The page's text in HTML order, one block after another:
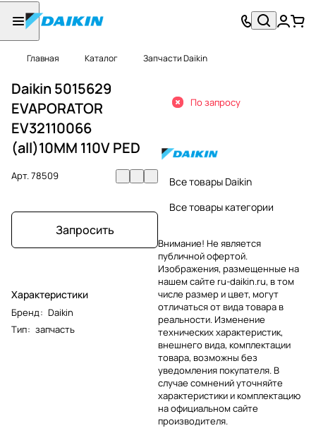
Главная Каталог Запчасти Daikin
Daikin 5015629
EVAPORATOR
EV32110066
(all)10MM 110V PED
Арт.78509
Запросить
Характеристики
Бренд: Daikin
Тип: запчасть
По запросу
Все товары Daikin
Все товары категории
Внимание! Не является
публичной офертой.
Изображения, размещенные на
нашем сайте ru-daikin.ru, в том
числе размер и цвет, могут
отличаться от вида товара в
реальности. Изменение
технических характеристик,
внешнего вида, комплектации
товара, возможны без
уведомления покупателя. В
случае сомнений уточняйте
характеристики и комплектацию
на официальном сайте
производителя.